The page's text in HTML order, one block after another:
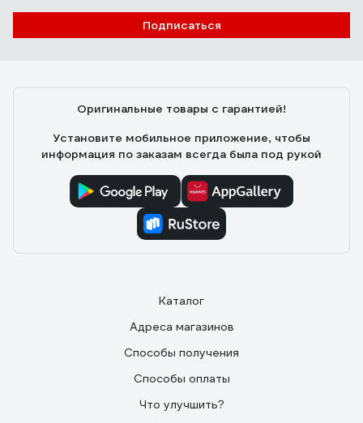
Подписаться
Оригинальные товары с гарантией!
Установите мобильное приложение, чтобы
информация по заказам всегда была под рукой
Каталог
Адреса магазинов
Способы получения
Способы оплаты
Что улучшить?